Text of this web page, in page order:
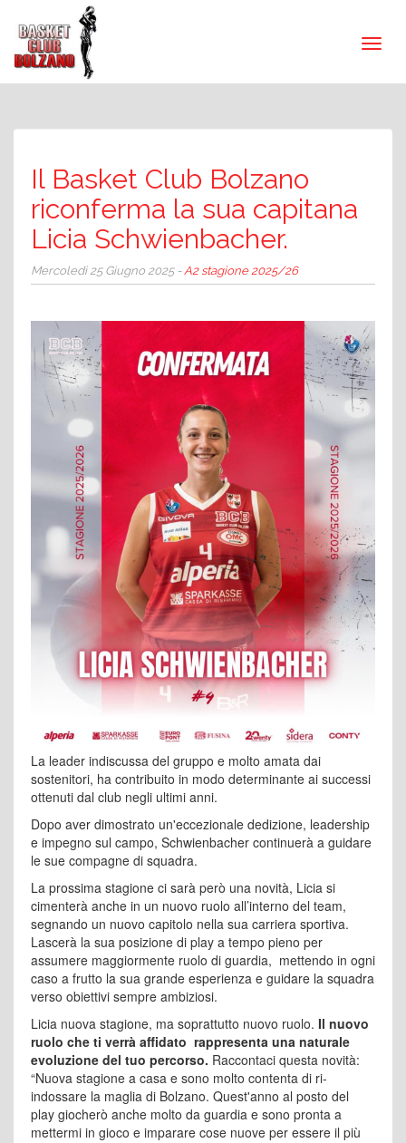
Il Basket Club Bolzano
riconferma la sua capitana
Licia Schwienbacher.
Mercoledì 25 Giugno 2025 -A2 stagione 2025/26
La leader indiscussa del gruppo e molto amata dai
sostenitori, ha contribuito in modo determinante ai successi
ottenuti dal club negli ultimi anni.
Dopo aver dimostrato un'eccezionale dedizione, leadership
e impegno sul campo, Schwienbacher continuerà a guidare
le sue compagne di squadra.
La prossima stagione ci sarà però una novità, Licia si
cimenterà anche in un nuovo ruolo all’interno del team,
segnando un nuovo capitolo nella sua carriera sportiva.
Lascerà la sua posizione di play a tempo pieno per
assumere maggiormente ruolo di guardia, mettendo in ogni
caso a frutto la sua grande esperienza e guidare la squadra
verso obiettivi sempre ambiziosi.
Licia nuova stagione, ma soprattutto nuovo ruolo. Il nuovo
ruolo che ti verrà affidato rappresenta una naturale
evoluzione del tuo percorso. Raccontaci questa novità:
“Nuova stagione a casa e sono molto contenta di ri-
indossare la maglia di Bolzano. Quest'anno al posto del
play giocherò anche molto da guardia e sono pronta a
mettermi in gioco e imparare cose nuove per essere il più